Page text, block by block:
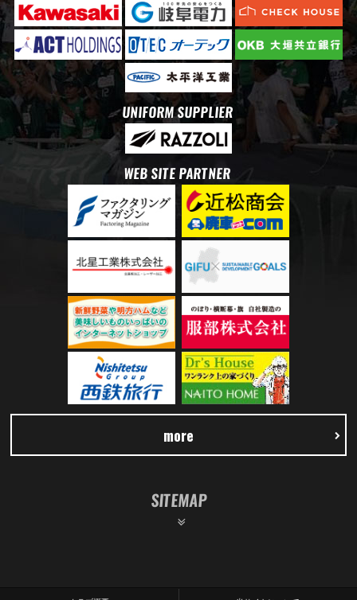
UNIFORM SUPPLIER
WEB SITE PARTNER
more
SITEMAP